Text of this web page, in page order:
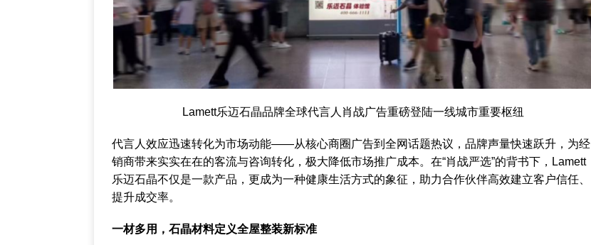
Lamett乐迈石晶品牌全球代言人肖战广告重磅登陆一线城市重要枢纽
代言人效应迅速转化为市场动能——从核心商圈广告到全网话题热议，品牌声量快速跃升，为经
销商带来实实在在的客流与咨询转化，极大降低市场推广成本。在“肖战严选”的背书下，Lamett
乐迈石晶不仅是一款产品，更成为一种健康生活方式的象征，助力合作伙伴高效建立客户信任、
提升成交率。
一材多用，石晶材料定义全屋整装新标准